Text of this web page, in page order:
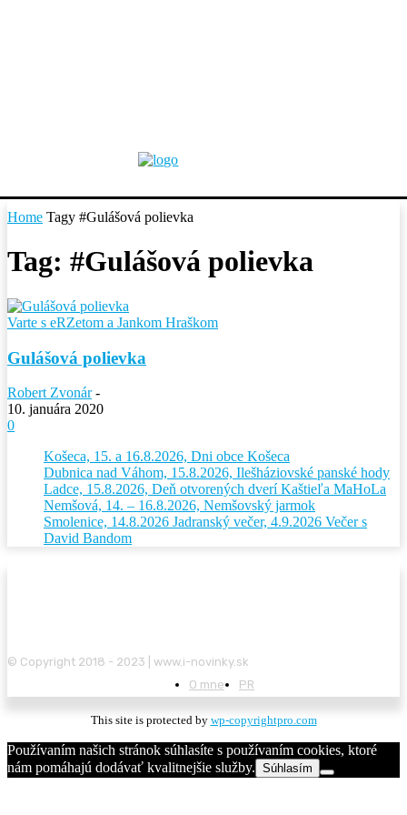
Home Tagy #Gulášová polievka
Tag: #Gulášová polievka
Varte s eRZetom a Jankom Hraškom
Gulášová polievka
Robert Zvonár -
10. januára 2020
0
Košeca, 15. a 16.8.2026, Dni obce Košeca
Dubnica nad Váhom, 15.8.2026, Ilešháziovské panské hody
Ladce, 15.8.2026, Deň otvorených dverí Kaštieľa MaHoLa
Nemšová, 14. – 16.8.2026, Nemšovský jarmok
Smolenice, 14.8.2026 Jadranský večer, 4.9.2026 Večer s
David Bandom
© Copyright 2018 - 2023 | www.i-novinky.sk
O mne
PR
This site is protected by wp-copyrightpro.com
Používaním našich stránok súhlasíte s používaním cookies, ktoré
nám pomáhajú dodávať kvalitnejšie služby. Súhlasím